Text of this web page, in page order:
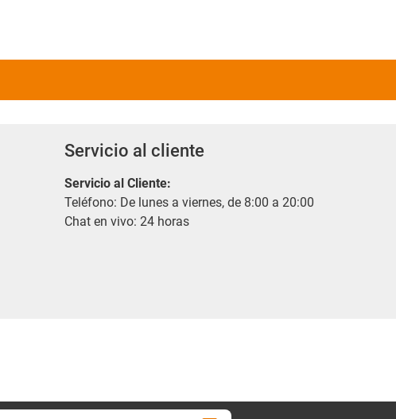
Servicio al cliente
Servicio al Cliente:
Teléfono: De lunes a viernes, de 8:00 a 20:00
Chat en vivo: 24 horas